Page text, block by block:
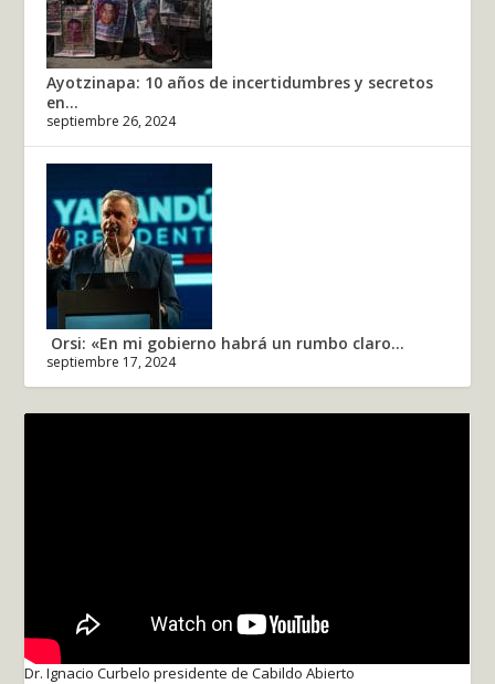
Ayotzinapa: 10 años de incertidumbres y secretos
en...
septiembre 26, 2024
Orsi: «En mi gobierno habrá un rumbo claro...
septiembre 17, 2024
Dr. Ignacio Curbelo presidente de Cabildo Abierto